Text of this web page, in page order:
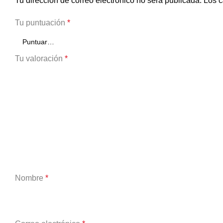
Tu puntuación *
Tu valoración *
Nombre *